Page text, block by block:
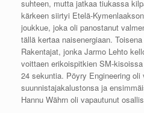
suhteen, mutta jatkaa tiukassa
kärkeen siirtyi Etelä-
joukkue, joka oli panostanut
tällä kertaa naisenergiaan.
Rakentajat, jonka Jarmo Lehto
voittaen erikoispitkien SM-
24 sekuntia. Pöyry Engineering oli
suunnistajakalustonsa ja
Hannu Währn oli vapautunut